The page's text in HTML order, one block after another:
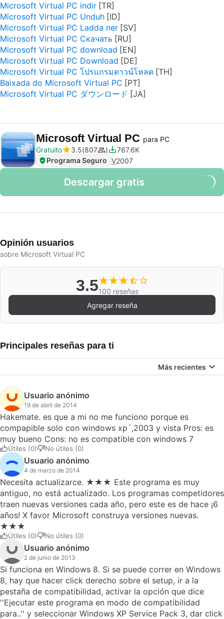
Microsoft Virtual PC indir
Microsoft Virtual PC Unduh
Microsoft Virtual PC Ladda ner
Microsoft Virtual PC Скачать
Microsoft Virtual PC download
Microsoft Virtual PC Download
Microsoft Virtual PC โปรแกรมดาวน์โหลด
Baixada do Microsoft Virtual PC
Microsoft Virtual PC ダウンロード
Microsoft Virtual PC para PC
Gratuito
3.5 807
767.6K
Programa Seguro V2007
Descargar gratis
Opinión usuarios
sobre Microsoft Virtual PC
3.5100 reseñas
Agregar reseña
Principales reseñas para ti
Más recientes
Usuario anónimo
19 de abril de 2014
Hakemate. es que a mi no me funciono porque es
compapible solo con windows xp´,2003 y vista Pros: es
muy bueno Cons: no es compatible con windows 7
Útiles (0) No útiles (0)
Usuario anónimo
4 de marzo de 2014
Necesita actualizarce. ★★★ Este programa es muy
antiguo, no está actualizado. Los programas competidores
traen nuevas versiones cada año, pero este es de hace ¡6
años! X favor Microsoft construya versiones nuevas.
★★★
Útiles (0) No útiles (0)
Usuario anónimo
2 de junio de 2013
Si funciona en Windows 8. Si se puede correr en Windows
8, hay que hacer click derecho sobre el setup, ir a la
pestaña de compatibilidad, activar la opción que dice
''Ejecutar este programa en modo de compatibilidad
para..'' y seleccionar Windows XP Service Pack 3, dar click